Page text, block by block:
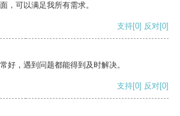
，可以满足我所有需求。
支持[0] 反对[0]
好，遇到问题都能得到及时解决。
支持[0] 反对[0]